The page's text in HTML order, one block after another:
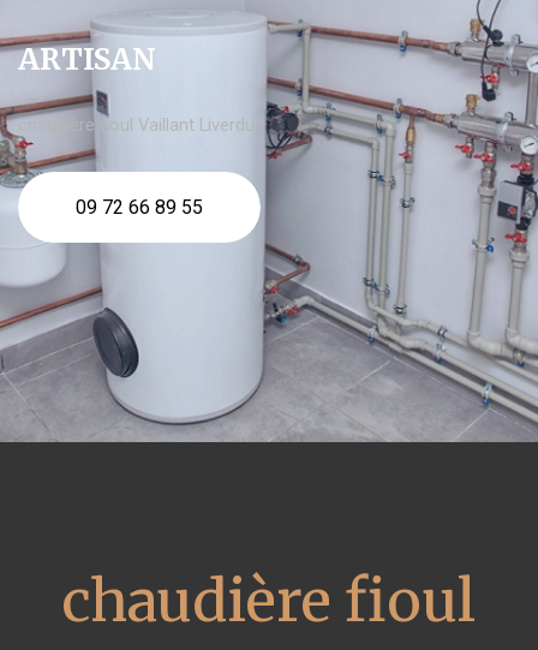
ARTISAN
chaudière fioul Vaillant Liverdun
09 72 66 89 55
chaudière fioul